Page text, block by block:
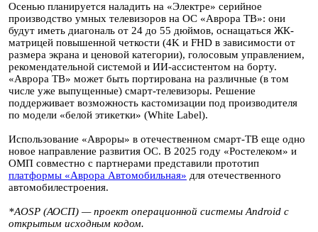
Осенью планируется наладить на «Электре» серийное
производство умных телевизоров на ОС «Аврора ТВ»: они
будут иметь диагональ от 24 до 55 дюймов, оснащаться ЖК-
матрицей повышенной четкости (4K и FHD в зависимости от
размера экрана и ценовой категории), голосовым управлением,
рекомендательной системой и ИИ-ассистентом на борту.
«Аврора ТВ» может быть портирована на различные (в том
числе уже выпущенные) смарт-телевизоры. Решение
поддерживает возможность кастомизации под производителя
по модели «белой этикетки» (White Label).
Использование «Авроры» в отечественном смарт-ТВ еще одно
новое направление развития ОС. В 2025 году «Ростелеком» и
ОМП совместно с партнерами представили прототип
платформы «Аврора Автомобильная» для отечественного
автомобилестроения.
*AOSP (АОСП) — проект операционной системы Android с
открытым исходным кодом.